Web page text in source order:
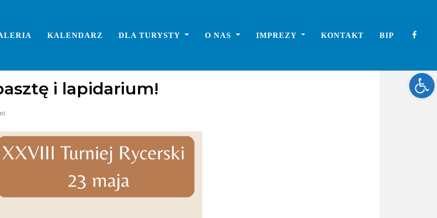
KALENDARZ DLA TURYSTY O NAS IMPREZY KONTAKT BIP
i lapidarium!